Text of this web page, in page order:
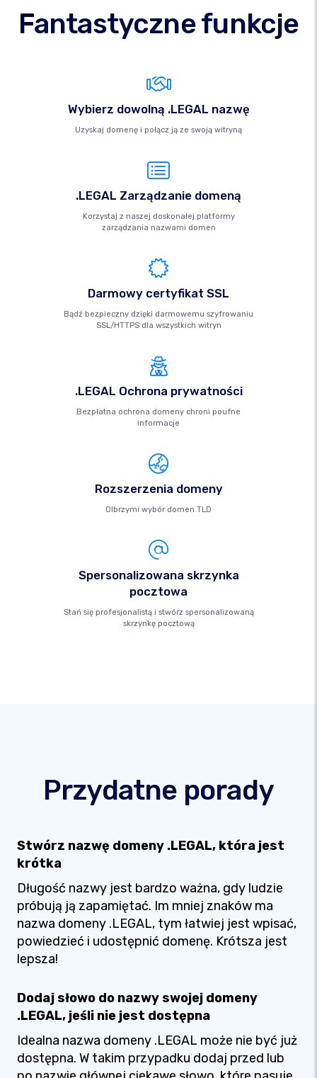
Fantastyczne funkcje
Wybierz dowolną .LEGAL nazwę
Uzyskaj domenę i połącz ją ze swoją witryną
.LEGAL Zarządzanie domeną
Korzystaj z naszej doskonałej platformy
zarządzania nazwami domen
Darmowy certyfikat SSL
Bądź bezpieczny dzięki darmowemu szyfrowaniu
SSL/HTTPS dla wszystkich witryn
.LEGAL Ochrona prywatności
Bezpłatna ochrona domeny chroni poufne
informacje
Rozszerzenia domeny
Olbrzymi wybór domen TLD
Spersonalizowana skrzynka
pocztowa
Stań się profesjonalistą i stwórz spersonalizowaną
skrzynkę pocztową
Przydatne porady
Stwórz nazwę domeny .LEGAL, która jest
krótka
Długość nazwy jest bardzo ważna, gdy ludzie
próbują ją zapamiętać. Im mniej znaków ma
nazwa domeny .LEGAL, tym łatwiej jest wpisać,
powiedzieć i udostępnić domenę. Krótsza jest
lepsza!
Dodaj słowo do nazwy swojej domeny
.LEGAL, jeśli nie jest dostępna
Idealna nazwa domeny .LEGAL może nie być już
dostępna. W takim przypadku dodaj przed lub